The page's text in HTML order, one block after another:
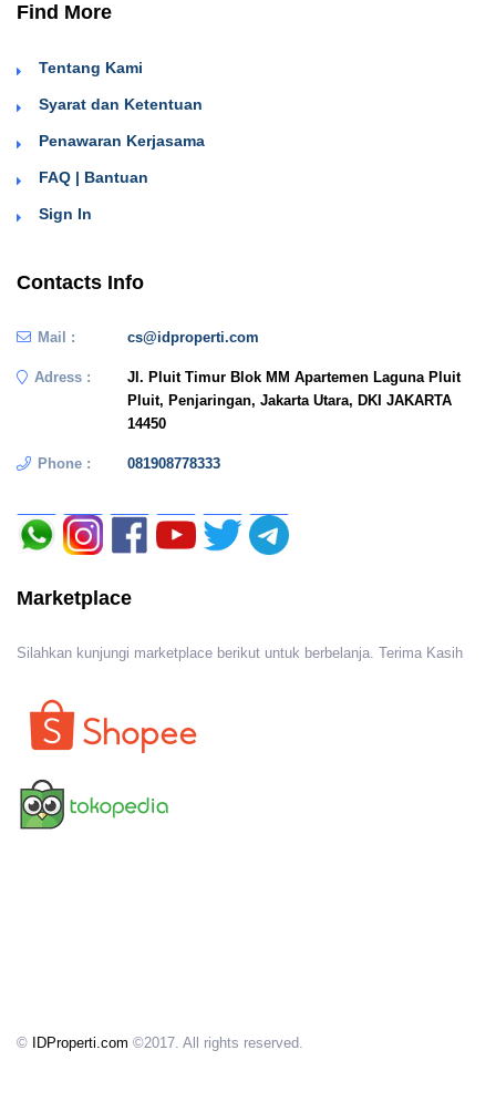
Find More
Tentang Kami
Syarat dan Ketentuan
Penawaran Kerjasama
FAQ | Bantuan
Sign In
Contacts Info
Mail : cs@idproperti.com
Adress :
Jl. Pluit Timur Blok MM Apartemen Laguna Pluit
Pluit, Penjaringan, Jakarta Utara, DKI JAKARTA
14450
Phone : 081908778333
Marketplace
Silahkan kunjungi marketplace berikut untuk berbelanja. Terima Kasih
© IDProperti.com ©2017. All rights reserved.